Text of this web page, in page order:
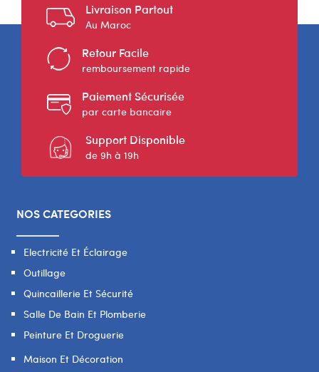
Livraison Partout
Au Maroc
Retour Facile
remboursement rapide
Paiement Sécurisée
par carte bancaire
Support Disponible
de 9h à 19h
NOS CATEGORIES
Electricité Et Éclairage
Outillage
Quincaillerie Et Sécurité
Salle De Bain Et Plomberie
Peinture Et Droguerie
Maison Et Décoration